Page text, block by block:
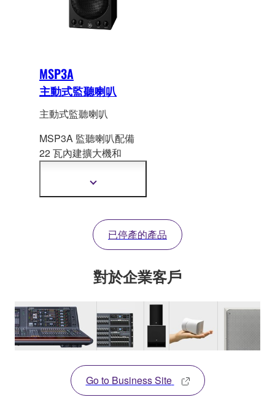
MSP3A
主動式監聽喇叭
主動式監聽喇叭
MSP3A 監聽喇叭配備
22 瓦內建擴大機和
呈現更清晰的低音及最
真實的音色。MSP3A 配
選的支架，非常適合小
型錄音室、後期製作、
顯
示
資
訊
已停產的產品
對於企業客戶
Go to Business Site